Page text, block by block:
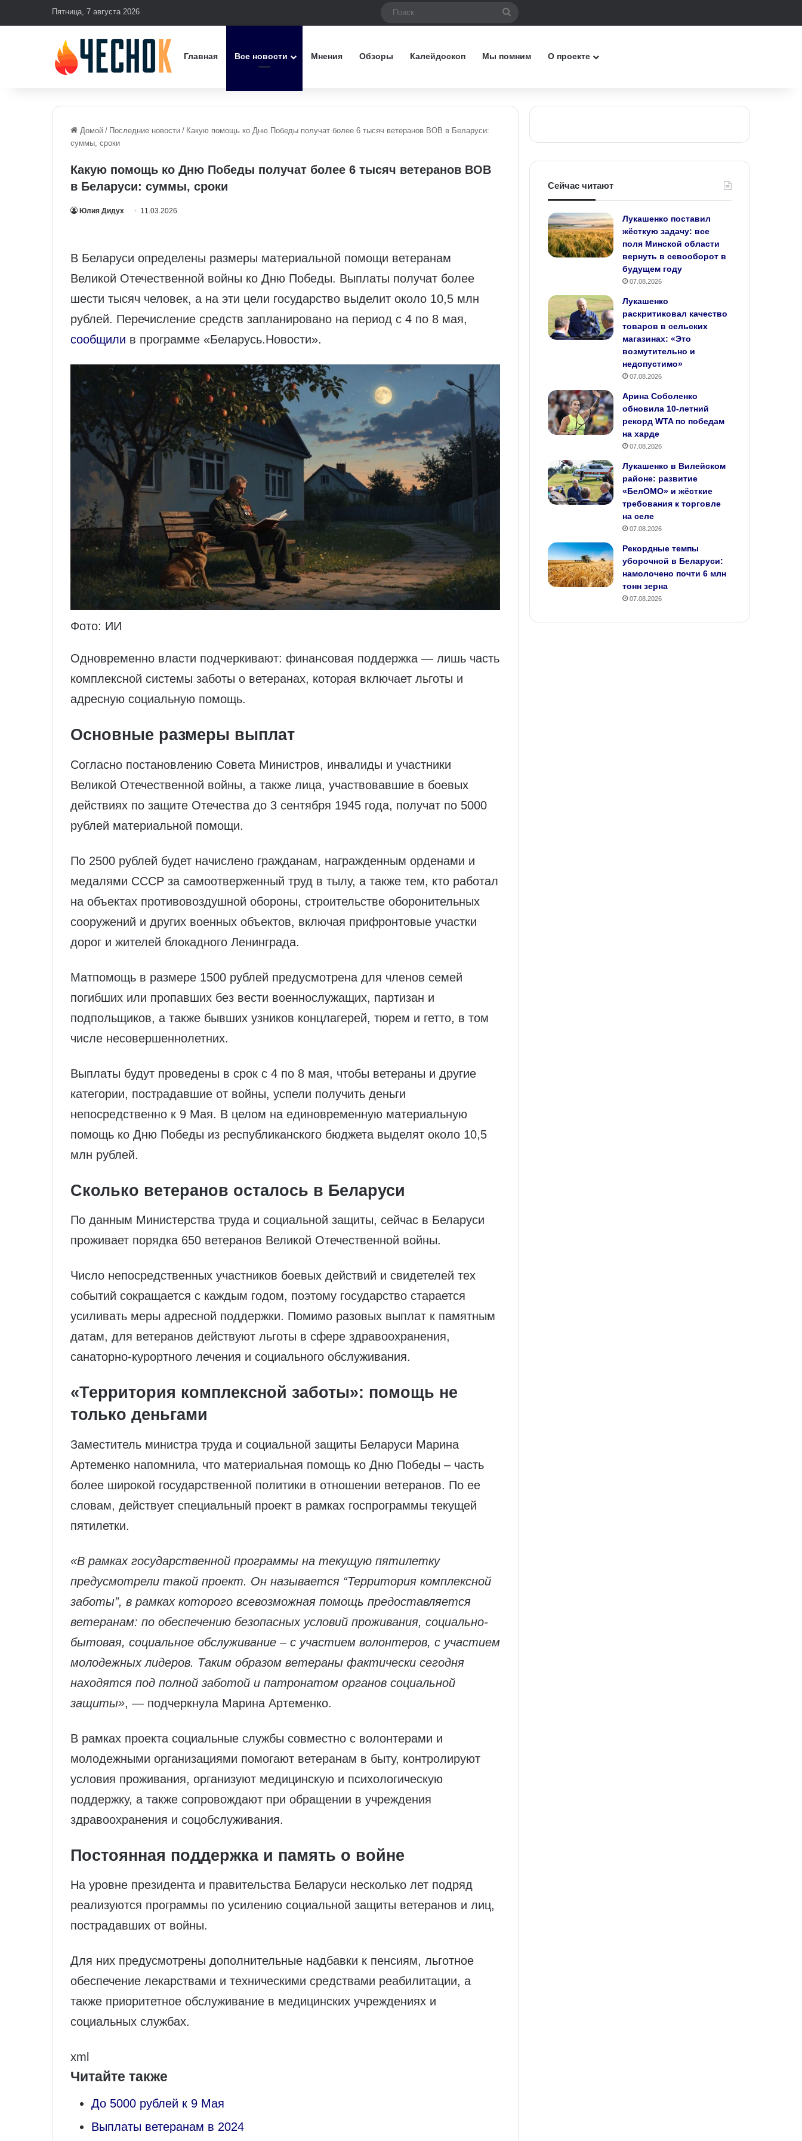
Пятница, 7 августа 2026
Главная Все новости Мнения Обзоры Калейдоскоп Мы помним О проекте
Домой / Последние новости / Какую помощь ко Дню Победы получат более 6 тысяч ветеранов ВОВ в Беларуси:
суммы, сроки
Какую помощь ко Дню Победы получат более 6 тысяч ветеранов ВОВ
в Беларуси: суммы, сроки
Юлия Дидух 11.03.2026
В Беларуси определены размеры материальной помощи ветеранам
Великой Отечественной войны ко Дню Победы. Выплаты получат более
шести тысяч человек, а на эти цели государство выделит около 10,5 млн
рублей. Перечисление средств запланировано на период с 4 по 8 мая,
сообщили в программе «Беларусь.Новости».
Фото: ИИ
Одновременно власти подчеркивают: финансовая поддержка — лишь часть
комплексной системы заботы о ветеранах, которая включает льготы и
адресную социальную помощь.
Основные размеры выплат
Согласно постановлению Совета Министров, инвалиды и участники
Великой Отечественной войны, а также лица, участвовавшие в боевых
действиях по защите Отечества до 3 сентября 1945 года, получат по 5000
рублей материальной помощи.
По 2500 рублей будет начислено гражданам, награжденным орденами и
медалями СССР за самоотверженный труд в тылу, а также тем, кто работал
на объектах противовоздушной обороны, строительстве оборонительных
сооружений и других военных объектов, включая прифронтовые участки
дорог и жителей блокадного Ленинграда.
Матпомощь в размере 1500 рублей предусмотрена для членов семей
погибших или пропавших без вести военнослужащих, партизан и
подпольщиков, а также бывших узников концлагерей, тюрем и гетто, в том
числе несовершеннолетних.
Выплаты будут проведены в срок с 4 по 8 мая, чтобы ветераны и другие
категории, пострадавшие от войны, успели получить деньги
непосредственно к 9 Мая. В целом на единовременную материальную
помощь ко Дню Победы из республиканского бюджета выделят около 10,5
млн рублей.
Сколько ветеранов осталось в Беларуси
По данным Министерства труда и социальной защиты, сейчас в Беларуси
проживает порядка 650 ветеранов Великой Отечественной войны.
Число непосредственных участников боевых действий и свидетелей тех
событий сокращается с каждым годом, поэтому государство старается
усиливать меры адресной поддержки. Помимо разовых выплат к памятным
датам, для ветеранов действуют льготы в сфере здравоохранения,
санаторно‑курортного лечения и социального обслуживания.
«Территория комплексной заботы»: помощь не
только деньгами
Заместитель министра труда и социальной защиты Беларуси Марина
Артеменко напомнила, что материальная помощь ко Дню Победы – часть
более широкой государственной политики в отношении ветеранов. По ее
словам, действует специальный проект в рамках госпрограммы текущей
пятилетки.
«В рамках государственной программы на текущую пятилетку
предусмотрели такой проект. Он называется “Территория комплексной
заботы”, в рамках которого всевозможная помощь предоставляется
ветеранам: по обеспечению безопасных условий проживания, социально-
бытовая, социальное обслуживание – с участием волонтеров, с участием
молодежных лидеров. Таким образом ветераны фактически сегодня
находятся под полной заботой и патронатом органов социальной
защиты», — подчеркнула Марина Артеменко.
В рамках проекта социальные службы совместно с волонтерами и
молодежными организациями помогают ветеранам в быту, контролируют
условия проживания, организуют медицинскую и психологическую
поддержку, а также сопровождают при обращении в учреждения
здравоохранения и соцобслуживания.
Постоянная поддержка и память о войне
На уровне президента и правительства Беларуси несколько лет подряд
реализуются программы по усилению социальной защиты ветеранов и лиц,
пострадавших от войны.
Для них предусмотрены дополнительные надбавки к пенсиям, льготное
обеспечение лекарствами и техническими средствами реабилитации, а
также приоритетное обслуживание в медицинских учреждениях и
социальных службах.
xml
Читайте также
До 5000 рублей к 9 Мая
Выплаты ветеранам в 2024
Сейчас читают
Лукашенко поставил
жёсткую задачу: все
поля Минской области
вернуть в севооборот в
будущем году
07.08.2026
Лукашенко
раскритиковал качество
товаров в сельских
магазинах: «Это
возмутительно и
недопустимо»
07.08.2026
Арина Соболенко
обновила 10‑летний
рекорд WTA по победам
на харде
07.08.2026
Лукашенко в Вилейском
районе: развитие
«БелОМО» и жёсткие
требования к торговле
на селе
07.08.2026
Рекордные темпы
уборочной в Беларуси:
намолочено почти 6 млн
тонн зерна
07.08.2026